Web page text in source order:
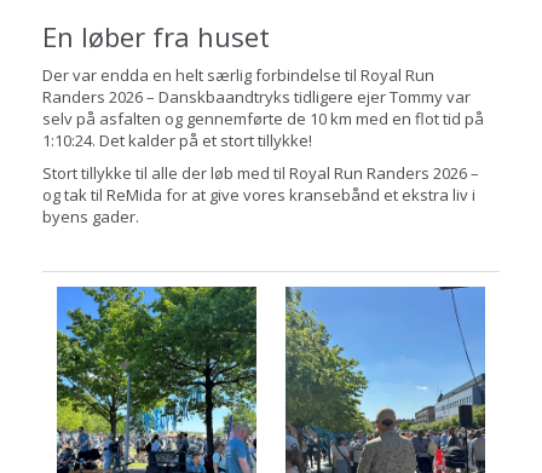
En løber fra huset
Der var endda en helt særlig forbindelse til Royal Run
Randers 2026 – Danskbaandtryks tidligere ejer Tommy var
selv på asfalten og gennemførte de 10 km med en flot tid på
1:10:24. Det kalder på et stort tillykke!
Stort tillykke til alle der løb med til Royal Run Randers 2026 –
og tak til ReMida for at give vores kransebånd et ekstra liv i
byens gader.